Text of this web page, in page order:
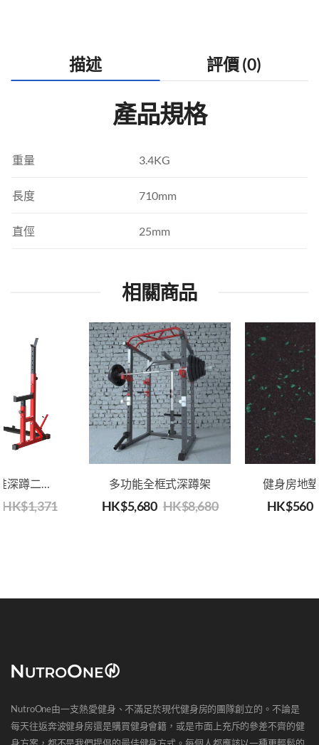
描述 評價 (0)
產品規格
重量 3.4KG
長度 710mm
直俓 25mm
相關商品
HK$1,371
多功能全框式深蹲架
HK$5,680 HK$8,680 HK$560
NutroOne由一支熱愛健身、不滿足於現代健身房的團隊創立的。不論是
每天往返奔波健身房還是購買健身會籍，或是市面上充斥的參差不齊的健
身方案，都不是我們提倡的最佳健身方式。每個人都應該以一種更輕鬆的